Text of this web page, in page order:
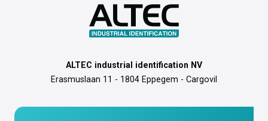
ALTEC industrial identification NV
Erasmuslaan 11 - 1804 Eppegem - Cargovil